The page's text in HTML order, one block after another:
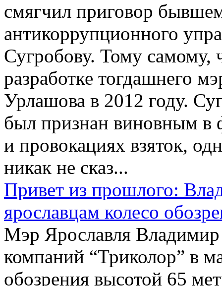
смягчил приговор
антикоррупционного
Сугробову. Тому самому,
разработке тогдашнего
Урлашова в 2012 году.
был признан виновным в
и провокациях взяток,
никак не сказ...
Привет из прошлого:
ярославцам колесо
Мэр Ярославля Владимир
компаний “Триколор” в
обозрения высотой 65